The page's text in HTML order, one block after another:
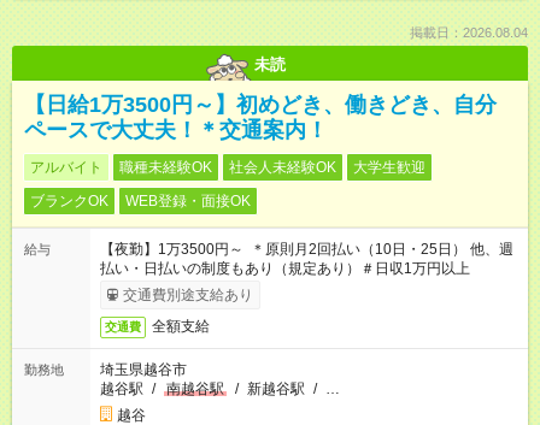
掲載日：2026.08.04
未読
【日給1万3500円～】初めどき、働きどき、自分
ペースで大丈夫！＊交通案内！
アルバイト 職種未経験OK 社会人未経験OK
大学生歓迎
ブランクOK
WEB登録・面接OK
給与
【夜勤】1万3500円～ ＊原則月2回払い（10日・25日） 他、週
払い・日払いの制度もあり（規定あり）＃日収1万円以上
交通費別途支給あり
交通費 全額支給
勤務地
埼玉県越谷市
越谷駅 / 南越谷駅 / 新越谷駅 / …
越谷